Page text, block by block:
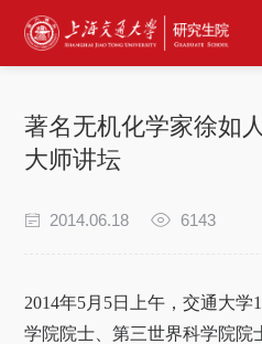
首页
招生工作
卓越工程师
著名无机化学家徐如
大师讲坛
2014.06.18 6143
2014年5月 5日上午，交通大学
学院院士、第三世界科学院院